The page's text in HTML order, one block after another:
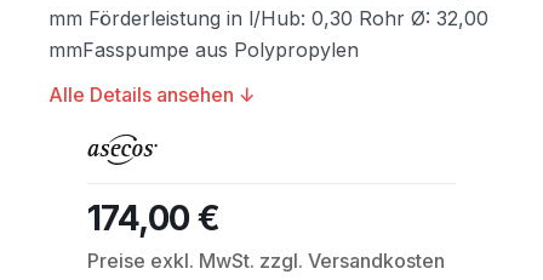
mm Förderleistung in l/Hub: 0,30 Rohr Ø: 32,00
mmFasspumpe aus Polypropylen
Alle Details ansehen ↓
Regulärer Preis:
174,00 €
Preise exkl. MwSt. zzgl. Versandkosten